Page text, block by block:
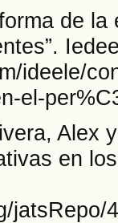
de
ideele/
el-
Alex
en
jatsRepo/